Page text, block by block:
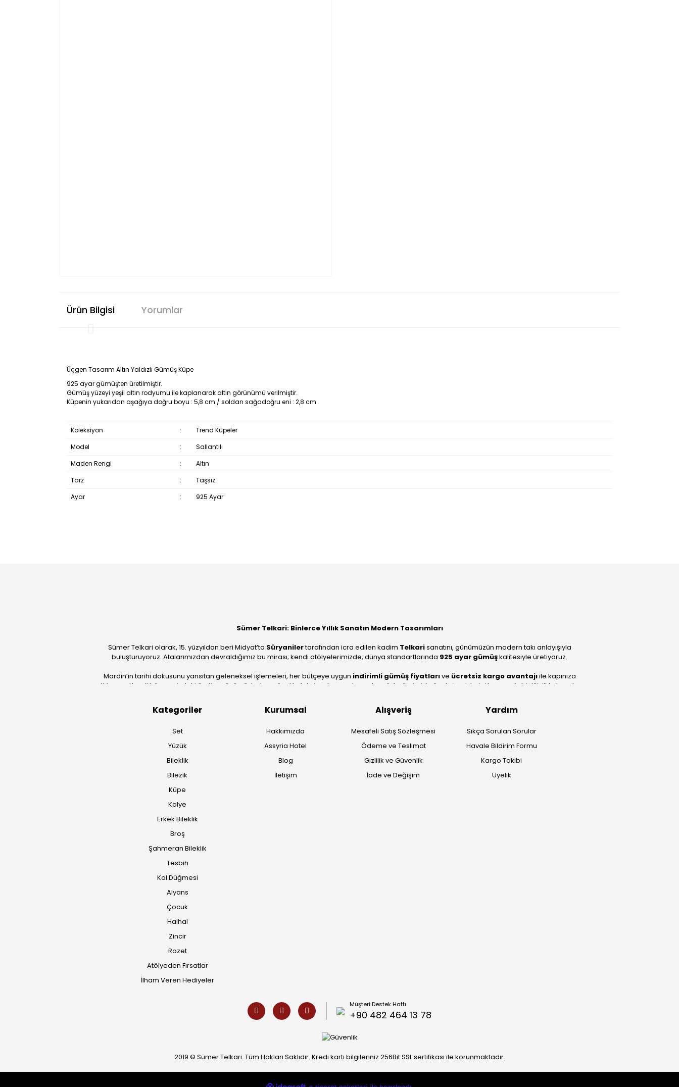
Ürün Bilgisi Yorumlar
Üçgen Tasarım Altın Yaldızlı Gümüş Küpe
925 ayar gümüşten üretilmiştir.
Gümüş yüzeyi yeşil altın rodyumu ile kaplanarak altın görünümü verilmiştir.
Küpenin yukarıdan aşağıya doğru boyu : 5,8 cm / soldan sağadoğru eni : 2,8 cm
Koleksiyon :
Trend Küpeler
Model
:
Sallantılı
Maden Rengi
:
Altın
Tarz
:
Taşsız
Ayar
: 925 Ayar
Sümer Telkari: Binlerce Yıllık Sanatın Modern Tasarımları
Sümer Telkari olarak, 15. yüzyıldan beri Midyat’ta Süryanilertarafından icra edilen kadim Telkarisanatını, günümüzün modern takı anlayışıyla
buluşturuyoruz. Atalarımızdan devraldığımız bu mirası; kendi atölyelerimizde, dünya standartlarında 925 ayar gümüşkalitesiyle üretiyoruz.
Mardin’in tarihi dokusunu yansıtan geleneksel işlemeleri, her bütçeye uygun indirimli gümüş fiyatlarıve ücretsiz kargo avantajıile kapınıza
getiriyoruz. Kendi bünyemizdeki üretim gücümüzle, hem özel koleksiyonlarımızı hem de müşterilerimizin özel siparişlerini benzersiz bir titizlikle hazırlıyor;
Kategoriler
Set
Yüzük
Bileklik
Bilezik
Küpe
Kolye
Erkek Bileklik
Broş
Şahmeran Bileklik
Tesbih
Kol Düğmesi
Alyans
Çocuk
Halhal
Zincir
Rozet
Atölyeden Fırsatlar
İlham Veren Hediyeler
Kurumsal
Hakkımızda
Assyria Hotel
Blog
İletişim
Alışveriş
Mesafeli Satış Sözleşmesi
Ödeme ve Teslimat
Gizlilik ve Güvenlik
İade ve Değişim
Yardım
Sıkça Sorulan Sorular
Havale Bildirim Formu
Kargo Takibi
Üyelik
Müşteri Destek Hattı
+90 482 464 13 78
2019 © Sümer Telkari. Tüm Hakları Saklıdır. Kredi kartı bilgileriniz 256Bit SSL sertifikası ile korunmaktadır.